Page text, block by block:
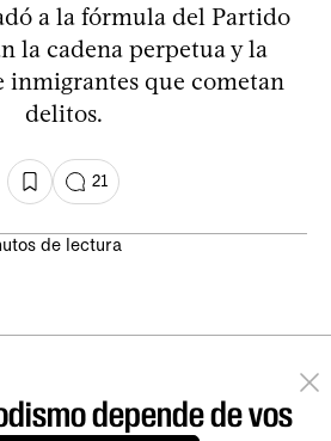
a la fórmula del Partido
la cadena perpetua y la
inmigrantes que cometan
delitos.
21
de lectura
depende de vos